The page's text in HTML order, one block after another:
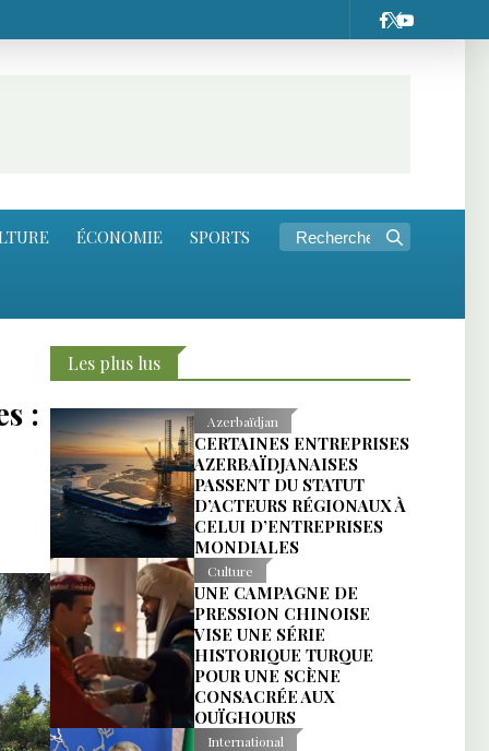
ÉCONOMIE SPORTS
:
Les plus lus
Azerbaïdjan
CERTAINES ENTREPRISES
AZERBAÏDJANAISES
PASSENT DU STATUT
D’ACTEURS RÉGIONAUX À
CELUI D’ENTREPRISES
MONDIALES
Culture
UNE CAMPAGNE DE
PRESSION CHINOISE
VISE UNE SÉRIE
HISTORIQUE TURQUE
POUR UNE SCÈNE
CONSACRÉE AUX
OUÏGHOURS
International